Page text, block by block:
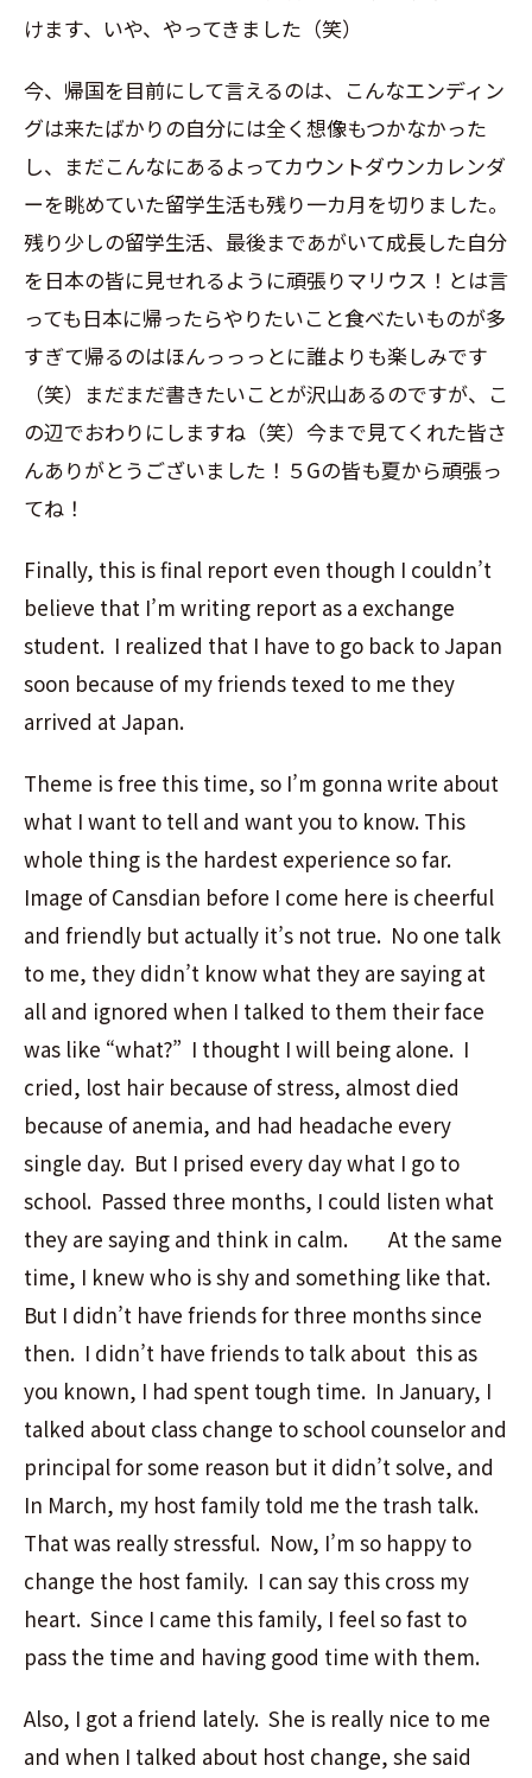
けます、いや、やってきました（笑）
今、帰国を目前にして言えるのは、こんなエンディン
グは来たばかりの自分には全く想像もつかなかった
し、まだこんなにあるよってカウントダウンカレンダ
ーを眺めていた留学生活も残り一カ月を切りました。
残り少しの留学生活、最後まであがいて成長した自分
を日本の皆に見せれるように頑張りマリウス！とは言
っても日本に帰ったらやりたいこと食べたいものが多
すぎて帰るのはほんっっっとに誰よりも楽しみです
（笑）まだまだ書きたいことが沢山あるのですが、こ
の辺でおわりにしますね（笑）今まで見てくれた皆さ
んありがとうございました！５ Gの皆も夏から頑張っ
てね！
Finally, this is final report even though I couldn’t
believe that I’m writing report as a exchange
student. I realized that I have to go back to Japan
soon because of my friends texed to me they
arrived at Japan.
Theme is free this time, so I’m gonna write about
what I want to tell and want you to know. This
whole thing is the hardest experience so far.
Image of Cansdian before I come here is cheerful
and friendly but actually it’s not true. No one talk
to me, they didn’t know what they are saying at
all and ignored when I talked to them their face
was like “what?” I thought I will being alone. I
cried, lost hair because of stress, almost died
because of anemia, and had headache every
single day. But I prised every day what I go to
school. Passed three months, I could listen what
they are saying and think in calm. At the same
time, I knew who is shy and something like that.
But I didn’t have friends for three months since
then. I didn’t have friends to talk about this as
you known, I had spent tough time. In January, I
talked about class change to school counselor and
principal for some reason but it didn’t solve, and
In March, my host family told me the trash talk.
That was really stressful. Now, I’m so happy to
change the host family. I can say this cross my
heart. Since I came this family, I feel so fast to
pass the time and having good time with them.
Also, I got a friend lately. She is really nice to me
and when I talked about host change, she said